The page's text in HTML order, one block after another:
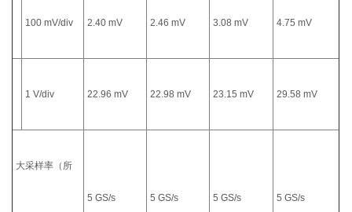
100 mV/div 2.40 mV 2.46 mV 3.08 mV 4.75 mV
1 V/div 22.96 mV 22.98 mV 23.15 mV 29.58 mV
大采样率（所
5 GS/s 5 GS/s 5 GS/s 5 GS/s